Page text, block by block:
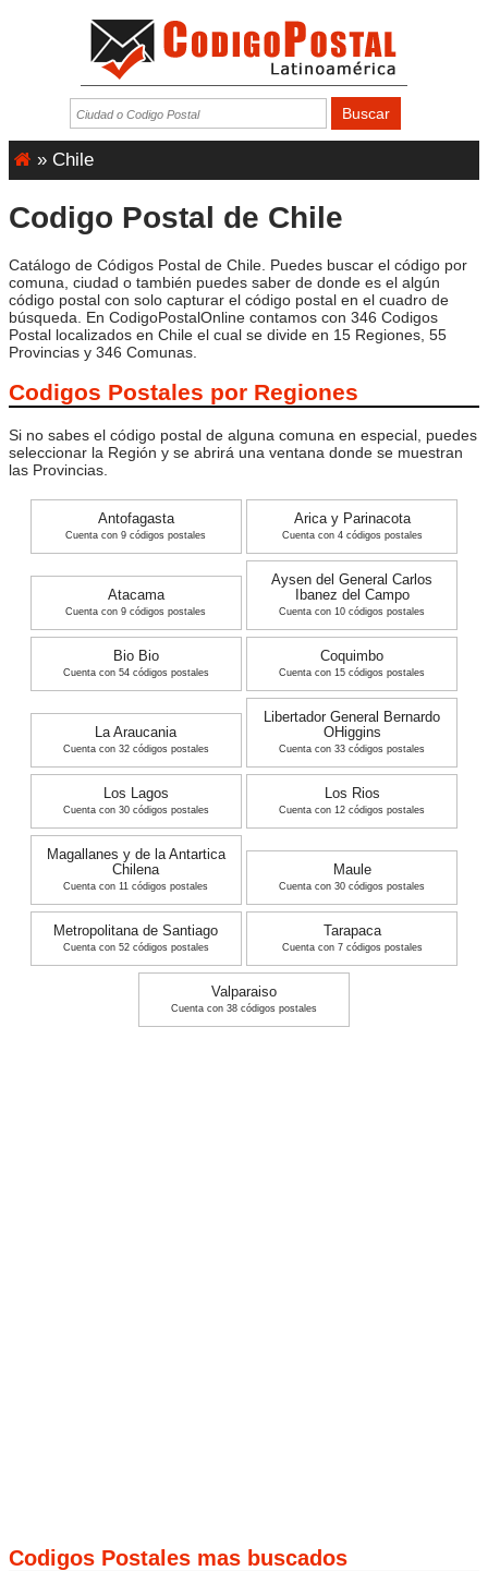
» Chile
Codigo Postal de Chile
Catálogo de Códigos Postal de Chile. Puedes buscar el código por
comuna, ciudad o también puedes saber de donde es el algún
código postal con solo capturar el código postal en el cuadro de
búsqueda. En CodigoPostalOnline contamos con 346 Codigos
Postal localizados en Chile el cual se divide en 15 Regiones, 55
Provincias y 346 Comunas.
Codigos Postales por Regiones
Si no sabes el código postal de alguna comuna en especial, puedes
seleccionar la Región y se abrirá una ventana donde se muestran
las Provincias.
Antofagasta
Cuenta con 9 códigos postales
Arica y Parinacota
Cuenta con 4 códigos postales
Atacama
Cuenta con 9 códigos postales
Aysen del General Carlos
Ibanez del Campo
Cuenta con 10 códigos postales
Bio Bio
Cuenta con 54 códigos postales
Coquimbo
Cuenta con 15 códigos postales
La Araucania
Cuenta con 32 códigos postales
Libertador General Bernardo
OHiggins
Cuenta con 33 códigos postales
Los Lagos
Cuenta con 30 códigos postales
Los Rios
Cuenta con 12 códigos postales
Magallanes y de la Antartica
Chilena
Cuenta con 11 códigos postales
Maule
Cuenta con 30 códigos postales
Metropolitana de Santiago
Cuenta con 52 códigos postales
Tarapaca
Cuenta con 7 códigos postales
Valparaiso
Cuenta con 38 códigos postales
Codigos Postales mas buscados